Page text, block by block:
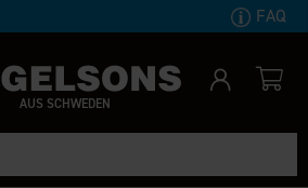
FAQ
AUS SCHWEDEN